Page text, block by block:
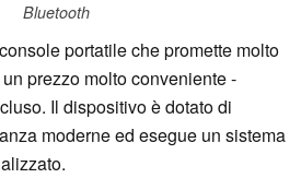
Bluetooth
portatile che promette molto
prezzo molto conveniente -
Il dispositivo è dotato di
moderne ed esegue un sistema